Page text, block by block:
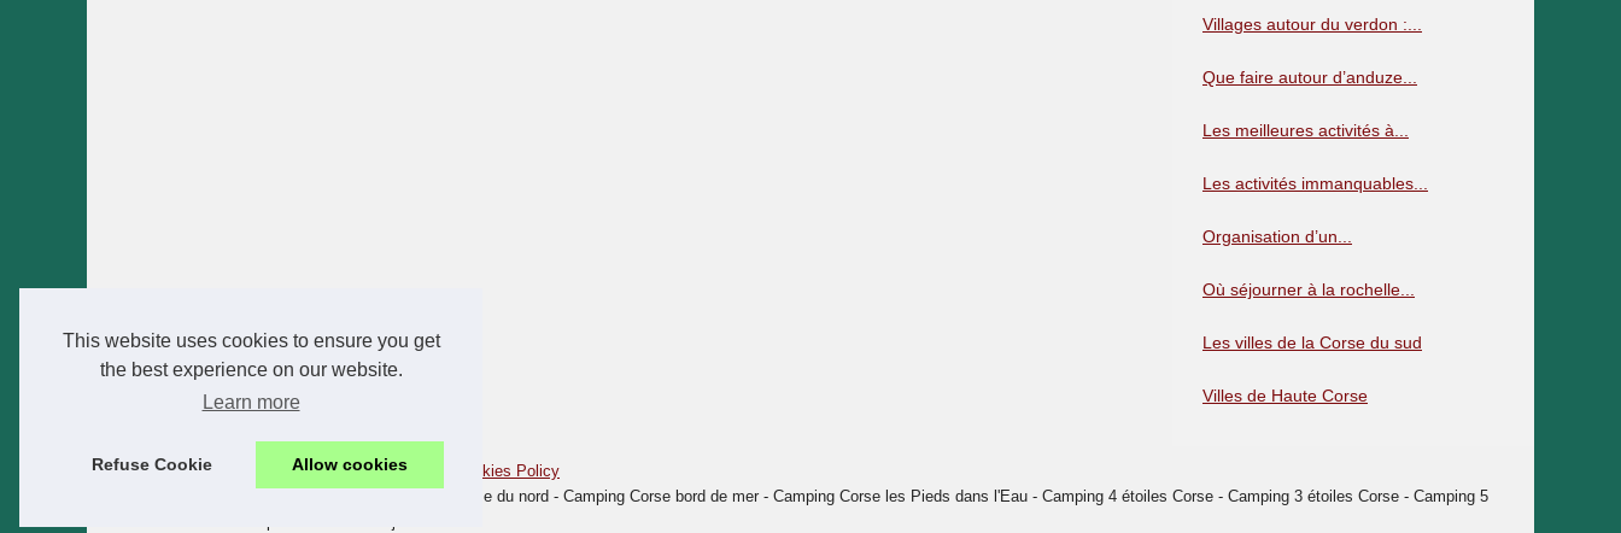
This website uses cookies to ensure you get
the best experience on our website.
Learn more
Refuse Cookie Allow cookies
Villages autour du verdon :...
Que faire autour d’anduze...
Les meilleures activités à...
Les activités immanquables...
Organisation d’un...
Où séjourner à la rochelle...
Les villes de la Corse du sud
Villes de Haute Corse
© 2026Camping-corse.xyz Schéma votre site web
Cookies Policy
Camping Corse - Camping Corse du Sud - Camping Corse du nord - Camping Corse bord de mer - Camping Corse les Pieds dans l'Eau - Camping 4 étoiles Corse - Camping 3 étoiles Corse - Camping 5